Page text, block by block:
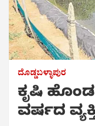
ದೊಡ್ಡಬಳ್ಳಾಪುರ
ಕೃಷಿ
ವರ್ಷದ